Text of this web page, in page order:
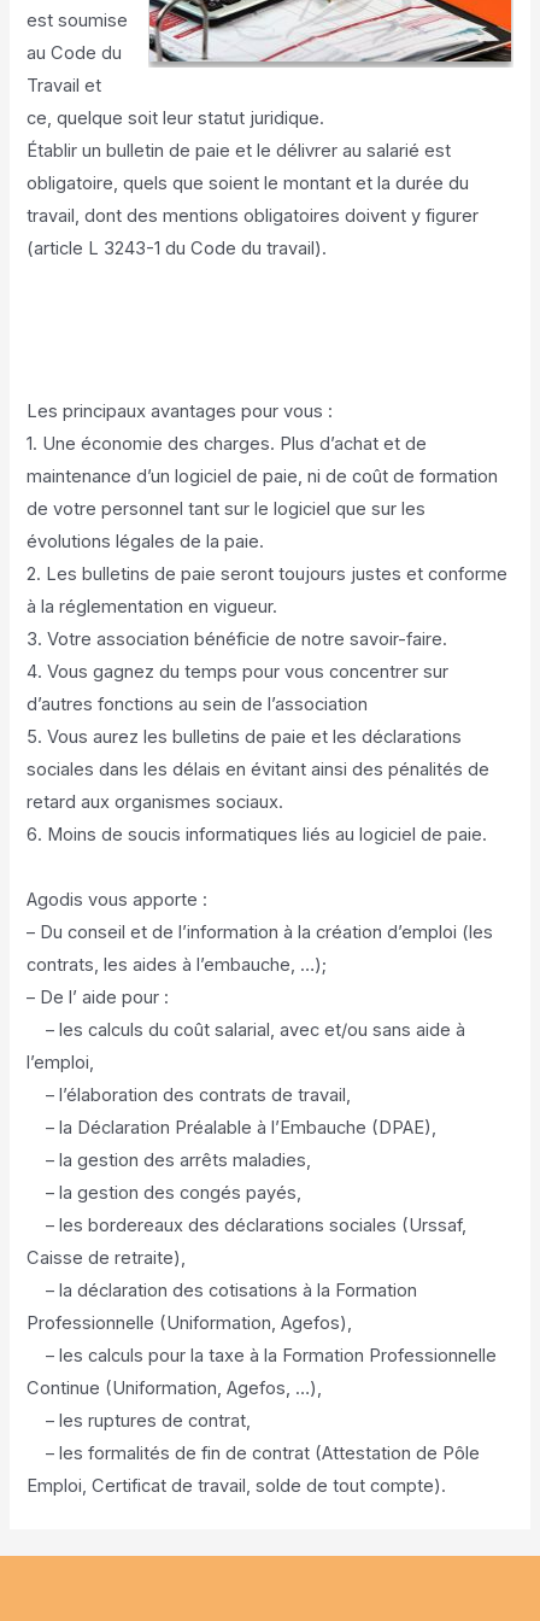
est soumise
auCode du
Travail et
ce, quelque soit leur statut juridique.
Établir un bulletin de paie et le délivrer au salarié est
obligatoire, quels que soient le montant et la durée du
travail, dont des mentions obligatoires doivent y figurer
(article L 3243-1 du Code du travail).
Les principaux avantages pour vous :
1. Une économie des charges. Plus d’achat et de
maintenance d’un logiciel de paie, ni de coût de formation
de votre personnel tant sur le logiciel que sur les
évolutions légales de la paie.
2. Les bulletins de paie seront toujours justes et conforme
à la réglementation en vigueur.
3. Votre association bénéficie de notre savoir-faire.
4. Vous gagnez du temps pour vous concentrer sur
d’autres fonctions au sein de l’association
5. Vous aurez les bulletins de paie et les déclarations
sociales dans les délais en évitant ainsi des pénalités de
retard aux organismes sociaux.
6. Moins de soucis informatiques liés au logiciel de paie.
Agodis vous apporte :
– Du conseil et de l’information à lacréation d’emploi (les
contrats, les aides à l’embauche, …);
– De l’aide pour :
– les calculs du coût salarial, avec et/ou sans aide à
l’emploi,
– l’élaboration des contrats de travail,
– la Déclaration Préalable à l’Embauche (DPAE),
– la gestion des arrêts maladies,
– la gestion des congés payés,
– les bordereaux des déclarations sociales (Urssaf,
Caisse de retraite),
– la déclaration des cotisations à la Formation
Professionnelle (Uniformation, Agefos),
– les calculs pour la taxe à la Formation Professionnelle
Continue (Uniformation, Agefos, …),
– les ruptures de contrat,
– les formalités de fin de contrat (Attestation de Pôle
Emploi, Certificat de travail, solde de tout compte).